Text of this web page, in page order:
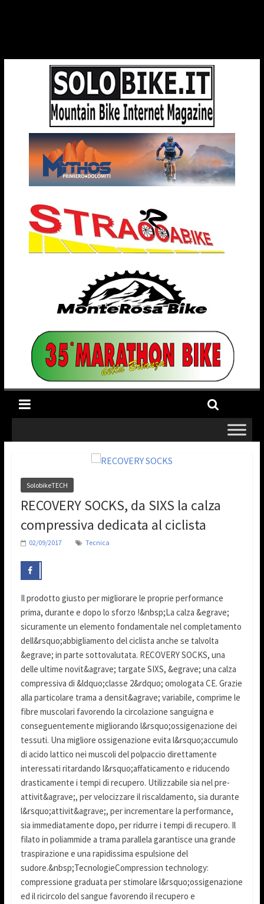
SolobikeTECH
RECOVERY SOCKS, da SIXS la calza
compressiva dedicata al ciclista
02/09/2017 Tecnica
Il prodotto giusto per migliorare le proprie performance
prima, durante e dopo lo sforzo !&nbsp;La calza &egrave;
sicuramente un elemento fondamentale nel completamento
dell&rsquo;abbigliamento del ciclista anche se talvolta
&egrave; in parte sottovalutata. RECOVERY SOCKS, una
delle ultime novit&agrave; targate SIXS, &egrave; una calza
compressiva di &ldquo;classe 2&rdquo; omologata CE. Grazie
alla particolare trama a densit&agrave; variabile, comprime le
fibre muscolari favorendo la circolazione sanguigna e
conseguentemente migliorando l&rsquo;ossigenazione dei
tessuti. Una migliore ossigenazione evita l&rsquo;accumulo
di acido lattico nei muscoli del polpaccio direttamente
interessati ritardando l&rsquo;affaticamento e riducendo
drasticamente i tempi di recupero. Utilizzabile sia nel pre-
attivit&agrave;, per velocizzare il riscaldamento, sia durante
l&rsquo;attivit&agrave;, per incrementare la performance,
sia immediatamente dopo, per ridurre i tempi di recupero. Il
filato in poliammide a trama parallela garantisce una grande
traspirazione e una rapidissima espulsione del
sudore.&nbsp;TecnologieCompression technology:
compressione graduata per stimolare l&rsquo;ossigenazione
ed il ricircolo del sangue favorendo il recupero e